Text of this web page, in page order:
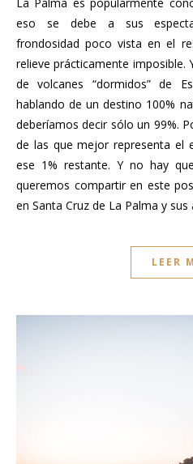
eso se debe a sus
frondosidad poco vista en el
relieve prácticamente imposible.
de volcanes “dormidos” de
hablando de un destino 100%
deberíamos decir sólo un 99%.
de las que mejor representa el
ese 1% restante. Y no hay
queremos compartir en este
en Santa Cruz de La Palma y sus
LEER